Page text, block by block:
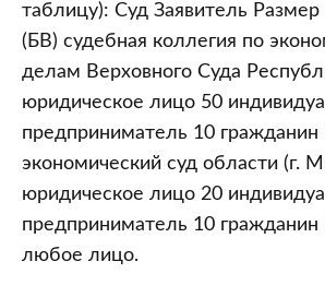
таблицу): Суд Заявитель
(БВ) судебная коллегия по
делам Верховного Суда
юридическое лицо 50
предприниматель 10 гражданин
экономический суд области (г.
юридическое лицо 20
предприниматель 10 гражданин
любое лицо.